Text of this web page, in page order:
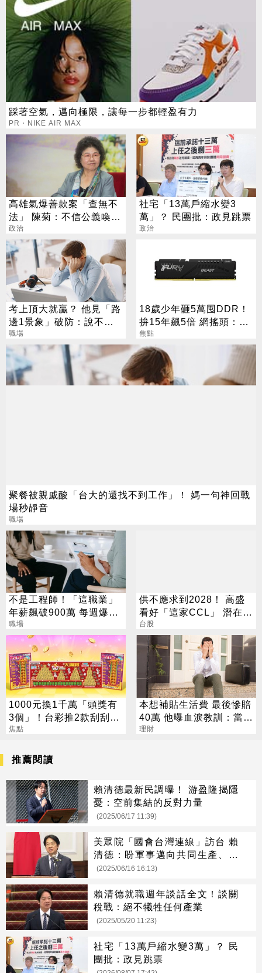
踩著空氣，邁向極限，讓每一步都輕盈有力
PR・NIKE AIR MAX
高雄氣爆善款案「查無不
法」 陳菊：不信公義喚不
回
政治
社宅「13萬戶縮水變3
萬」？ 民團批：政見跳票
政治
考上頂大就贏？ 他見「路
邊1景象」破防：說不清
的挫敗感
職場
18歲少年砸5萬囤DDR！
拚15年飆5倍 網搖頭：會
報廢
焦點
聚餐被親戚酸「台大的還找不到工作」！ 媽一句神回戰
場秒靜音
職場
不是工程師！「這職業」
年薪飆破900萬 每週爆肝
70小時仍搶破頭
職場
供不應求到2028！ 高盛
看好「這家CCL」 潛在漲
幅171%
台股
1000元換1千萬「頭獎有
3個」！台彩推2款刮刮樂
總獎金逾33億
焦點
本想補貼生活費 最後慘賠
40萬 他曝血淚教訓：當沖
是毒藥
理財
推薦閱讀
賴清德最新民調曝！ 游盈隆揭隱
憂：空前集結的反對力量
(2025/06/17 11:39)
美眾院「國會台灣連線」訪台 賴
清德：盼軍事邁向共同生產、研
發
(2025/06/16 16:13)
賴清德就職週年談話全文！談關
稅戰：絕不犧牲任何產業
(2025/05/20 11:23)
社宅「13萬戶縮水變3萬」？ 民
團批：政見跳票